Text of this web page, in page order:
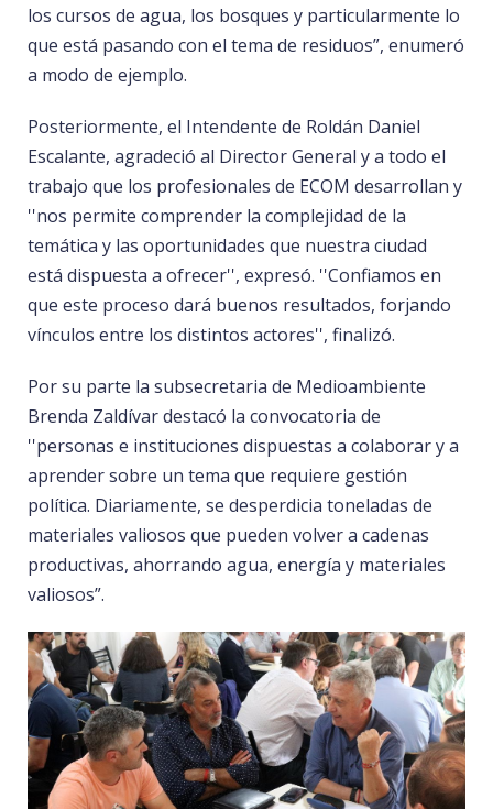
los cursos de agua, los bosques y particularmente lo
que está pasando con el tema de residuos”, enumeró
a modo de ejemplo.
Posteriormente, el Intendente de Roldán Daniel
Escalante, agradeció al Director General y a todo el
trabajo que los profesionales de ECOM desarrollan y
''nos permite comprender la complejidad de la
temática y las oportunidades que nuestra ciudad
está dispuesta a ofrecer'', expresó. ''Confiamos en
que este proceso dará buenos resultados, forjando
vínculos entre los distintos actores'', finalizó.
Por su parte la subsecretaria de Medioambiente
Brenda Zaldívar destacó la convocatoria de
''personas e instituciones dispuestas a colaborar y a
aprender sobre un tema que requiere gestión
política. Diariamente, se desperdicia toneladas de
materiales valiosos que pueden volver a cadenas
productivas, ahorrando agua, energía y materiales
valiosos”.